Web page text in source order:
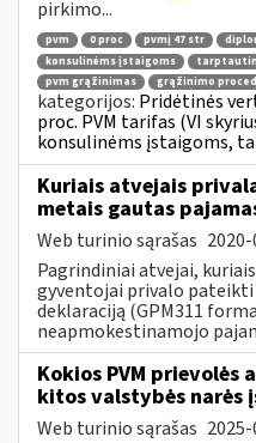
pirkimo...
pvm 0 proc pvmį 47 str
konsulinėms įstaigoms
pvm grąžinimas
grąžinimo
kategorijos: Pridėtinės
proc. PVM tarifas (VI
konsulinėms įstaigoms,
Kuriais atvejais
metais gautas
Web turinio sąrašas
Pagrindiniai atvejai,
gyventojai privalo
deklaraciją (GPM311
neapmokestinamojo
Kokios PVM prievolės
kitos valstybės narės
Web turinio sąrašas